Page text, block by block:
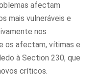
afectam
mais vulneráveis e
nos
os afectam, vítimas e
à Section 230, que
críticos.